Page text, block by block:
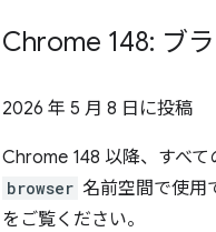
Chrome 148: ブ
2026 年 5 月 8 日 に投稿
Chrome 148 以降、すべ
browser 名前空間で使用
をご覧ください。